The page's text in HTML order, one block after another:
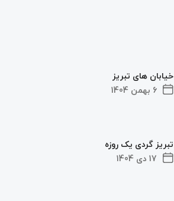
6 بهمن 1404
خیابان های تبریز
17 دی 1404
تبریز گردی یک روزه